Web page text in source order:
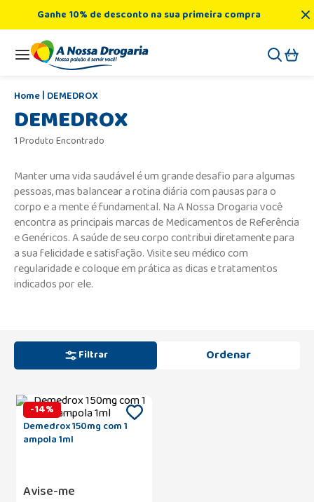
Ganhe 10% de desconto na sua primeira compra
DEMEDROX
DEMEDROX
1 Produto Encontrado
Manter uma vida saudável é um grande desafio para algumas
pessoas, mas balancear a rotina diária com pausas para o
corpo e a mente é fundamental. Na A Nossa Drogaria você
encontra as principais marcas de Medicamentos de Referência
e Genéricos. A saúde de seu corpo contribui diretamente para
a sua felicidade e satisfação. Visite seu médico com
regularidade e coloque em prática as dicas e tratamentos
indicados por ele.
Filtrar
-14%
Demedrox 150mg com 1
ampola 1ml
Avise-me